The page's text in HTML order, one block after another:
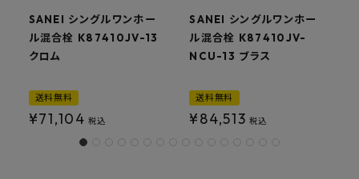
SANEI シングルワンホー
ル混合栓 K87410JV-13
クロム
送料無料
¥71,104 税込
SANEI シングルワンホー
ル混合栓 K87410JV-
NCU-13 ブラス
送料無料
¥84,513 税込